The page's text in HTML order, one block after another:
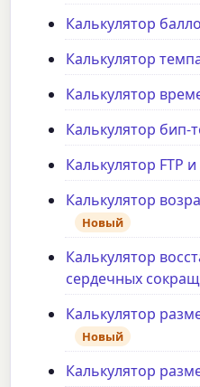
Калькулятор
Калькулятор
Калькулятор
Калькулятор бип-
Калькулятор FTP
Калькулятор
Новый
Калькулятор
сердечных
Калькулятор
Новый
Калькулятор